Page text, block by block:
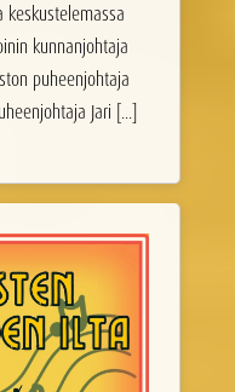
kunnanjohtaja
puheenjohtaja
Jari [...]